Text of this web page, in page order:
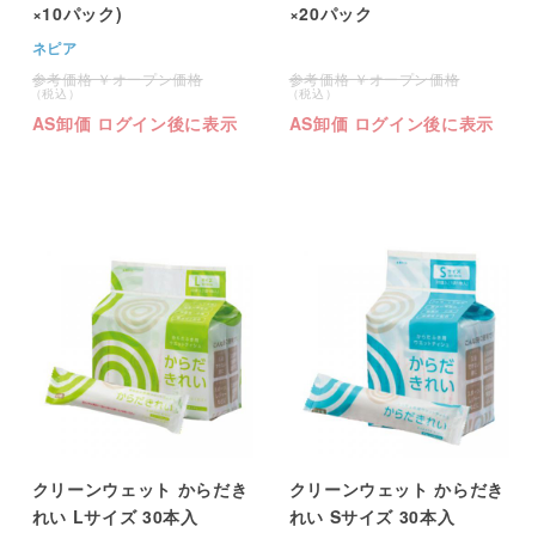
×10パック)
ネピア
オープン価格
AS卸価 ログイン後に表示
×20パック
オープン価格
AS卸価 ログイン後に表示
クリーンウェット からだき
れい Lサイズ 30本入
クリーンウェット からだき
れい Sサイズ 30本入